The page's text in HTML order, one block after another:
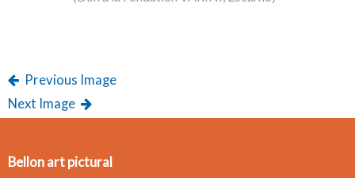
Previous Image
Next Image
Bellon art pictural